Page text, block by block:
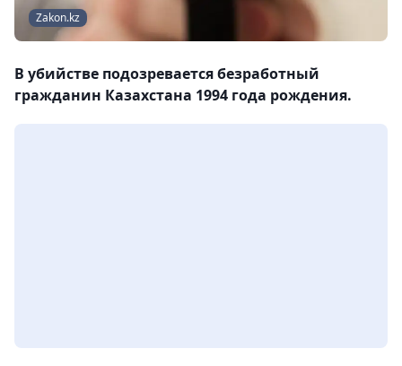
Zakon.kz
В убийстве подозревается безработный
гражданин Казахстана 1994 года рождения.